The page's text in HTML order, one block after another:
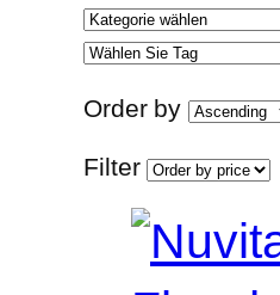
Order by
Filter